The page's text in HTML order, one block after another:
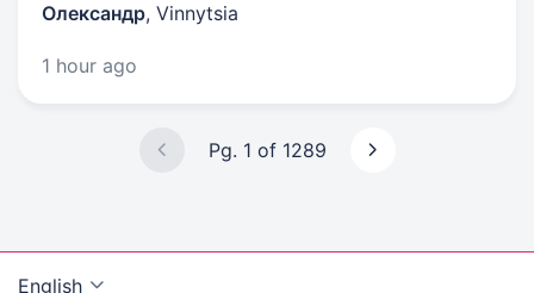
Олександр, Vinnytsia
1 hour ago
Pg. 1 of 1289
English